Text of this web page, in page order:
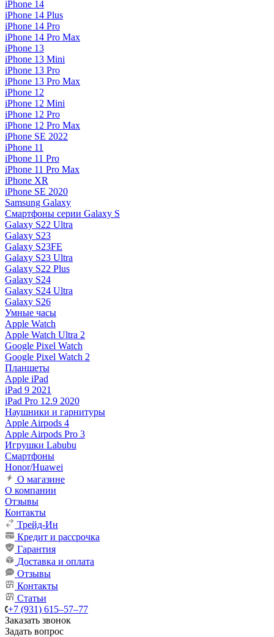
iPhone 14
iPhone 14 Plus
iPhone 14 Pro
iPhone 14 Pro Max
iPhone 13
iPhone 13 Mini
iPhone 13 Pro
iPhone 13 Pro Max
iPhone 12
iPhone 12 Mini
iPhone 12 Pro
iPhone 12 Pro Max
iPhone SE 2022
iPhone 11
iPhone 11 Pro
iPhone 11 Pro Max
iPhone XR
iPhone SE 2020
Samsung Galaxy
Смартфоны серии Galaxy S
Galaxy S22 Ultra
Galaxy S23
Galaxy S23FE
Galaxy S23 Ultra
Galaxy S22 Plus
Galaxy S24
Galaxy S24 Ultra
Galaxy S26
Умные часы
Apple Watch
Apple Watch Ultra 2
Google Pixel Watch
Google Pixel Watch 2
Планшеты
Apple iPad
iPad 9 2021
iPad Pro 12.9 2020
Наушники и гарнитуры
Apple Airpods 4
Apple Airpods Pro 3
Игрушки Labubu
Смартфоны
Honor/Huawei
О магазине
О компании
Отзывы
Контакты
Трейд-Ин
Кредит и рассрочка
Гарантия
Доставка и оплата
Отзывы
Контакты
Статьи
+7 (931) 615‒57‒77
Заказать звонок
Задать вопрос